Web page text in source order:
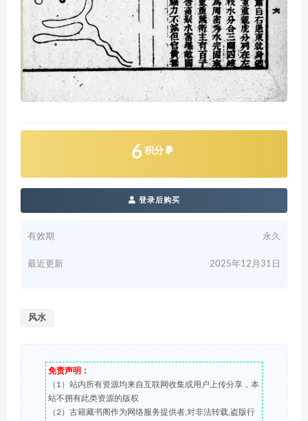
6 积分
登录后购买
有效期 永久
最近更新 2025年12月31日
风水
免责声明：
（1）站内所有资源均来自互联网收集或用户上传分享，本
站不拥有此类资源的版权
（2）古籍藏书阁作为网络服务提供者,对非法转载,盗版行